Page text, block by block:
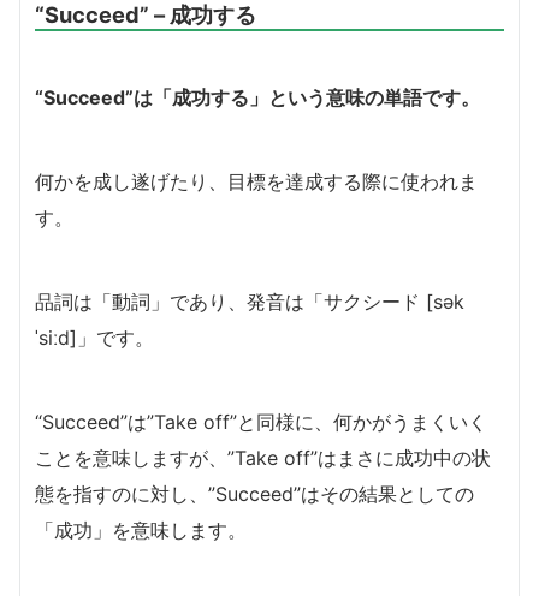
“Succeed” – 成功する
“Succeed”は「成功する」という意味の単語です。
何かを成し遂げたり、目標を達成する際に使われま
す。
品詞は「動詞」であり、発音は「サクシード [sək
ˈsiːd]」です。
“Succeed”は”Take off”と同様に、何かがうまくいく
ことを意味しますが、”Take off”はまさに成功中の状
態を指すのに対し、”Succeed”はその結果としての
「成功」を意味します。